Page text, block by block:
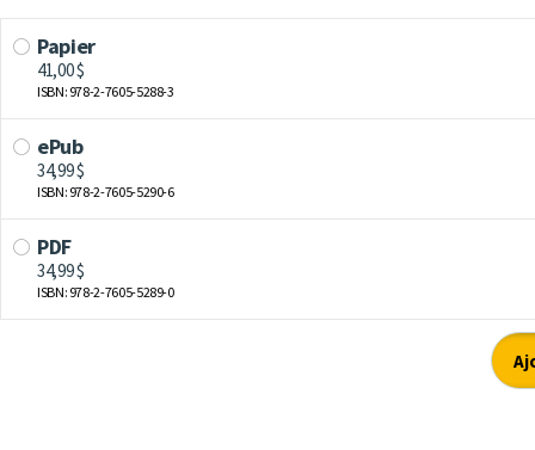
Papier
41,00 $
ISBN: 978-2-7605-5288-3
ePub
34,99 $
ISBN: 978-2-7605-5290-6
PDF
34,99 $
ISBN: 978-2-7605-5289-0